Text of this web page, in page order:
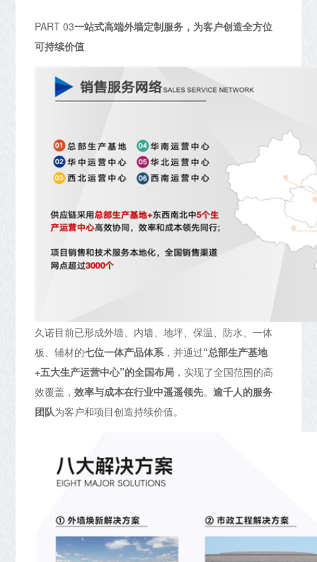
PART 03一站式高端外墙定制服务， 为客户创造全方位
可持续价值
久诺目前已形成外墙、内墙、地坪、保温、防水、一体
板、辅材的七位一体产品体系 ，并通过“总部生产基地
+五大生产运营中心”的全国布局 ，实现了全国范围的高
效覆盖，效率与成本在行业中遥遥领先。逾千人的服务
团队为客户和项目创造持续价值。